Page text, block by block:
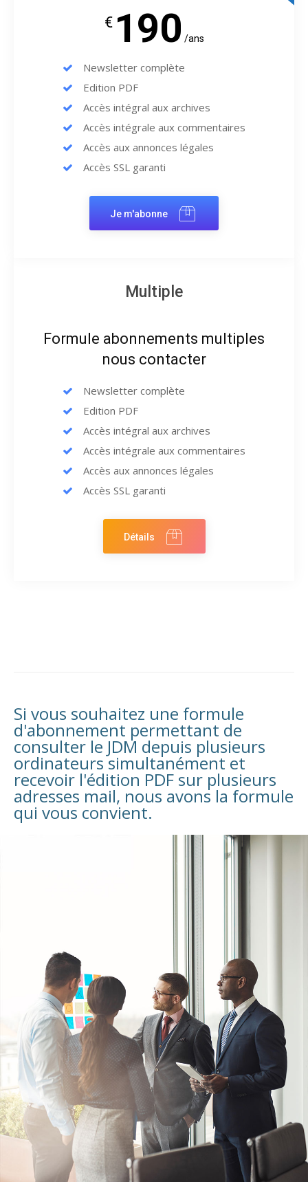
€ 190 /ans
Newsletter complète
Edition PDF
Accès intégral aux archives
Accès intégrale aux commentaires
Accès aux annonces légales
Accès SSL garanti
Je m'abonne
Multiple
Formule abonnements multiples
nous contacter
Newsletter complète
Edition PDF
Accès intégral aux archives
Accès intégrale aux commentaires
Accès aux annonces légales
Accès SSL garanti
Détails
Si vous souhaitez une formule
d'abonnement permettant de
consulter le JDM depuis plusieurs
ordinateurs simultanément et
recevoir l'édition PDF sur plusieurs
adresses mail, nous avons la formule
qui vous convient.